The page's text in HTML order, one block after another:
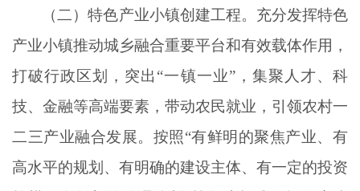
（二）特色产业小镇创建工程。充分发挥特色
产业小镇推动城乡融合重要平台和有效载体作用，
打破行政区划，突出 “一镇一业”，集聚人才、科
技、金融等高端要素，带动农民就业，引领农村一
二三产业融合发展。按照“有鲜明的聚焦产业、有
高水平的规划、有明确的建设主体、有一定的投资